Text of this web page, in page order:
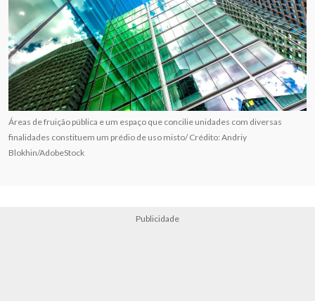
Áreas de fruição pública e um espaço que concilie unidades com diversas
finalidades constituem um prédio de uso misto/ Crédito: Andriy
Blokhin/AdobeStock
Publicidade